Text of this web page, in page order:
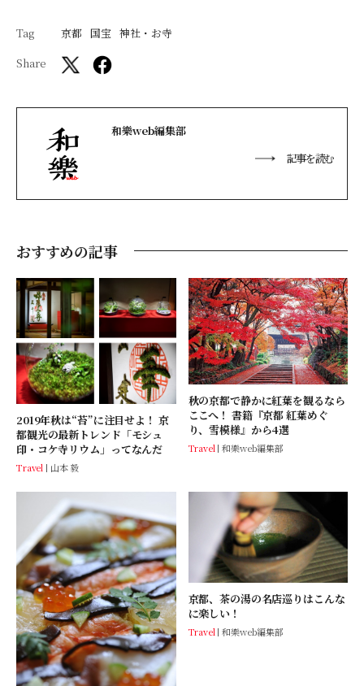
Tag 京都 国宝 神社・お寺
Share
和樂web編集部
記事を読む
おすすめの記事
2019年秋は“苔”に注目せよ！ 京
都観光の最新トレンド「モシュ
印・コケ寺リウム」ってなんだ
Travel 山本 毅
秋の京都で静かに紅葉を観るなら
ここへ！ 書籍『京都 紅葉めぐ
り、雪模様』から4選
Travel 和樂web編集部
京都、茶の湯の名店巡りはこんな
に楽しい！
Travel 和樂web編集部